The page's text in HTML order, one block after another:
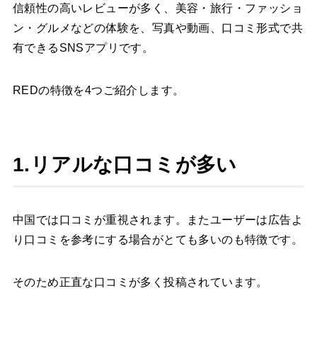
信頼性の高いレビューが多く、美容・旅行・ファッショ
ン・グルメなどの体験を、写真や動画、口コミ形式で共
有できるSNSアプリです。
REDの特徴を4つご紹介します。
1.リアルな口コミが多い
中国では口コミが重視されます。またユーザーは広告よ
り口コミを参考にする場合がとても多いのも特徴です。
そのため正直な口コミが多く投稿されています。